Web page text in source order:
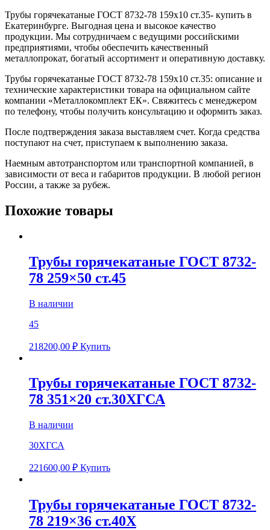
Трубы горячекатаные ГОСТ 8732-78 159x10 ст.35- купить в
Екатеринбурге. Выгодная цена и высокое качество
продукции. Мы сотрудничаем с ведущими российскими
предприятиями, чтобы обеспечить качественный
металлопрокат, богатый ассортимент и оперативную доставку.
Трубы горячекатаные ГОСТ 8732-78 159x10 ст.35: описание и
технические характеристики товара на официальном сайте
компании «Металлокомплект ЕК». Свяжитесь с менеджером
по телефону, чтобы получить консультацию и оформить заказ.
После подтверждения заказа выставляем счет. Когда средства
поступают на счет, приступаем к выполнению заказа.
Наемным автотранспортом или транспортной компанией, в
зависимости от веса и габаритов продукции. В любой регион
России, а также за рубеж.
Похожие товары
Трубы горячекатаные ГОСТ 8732-
78 259×50 ст.45
В наличии
45
218200,00 ₽ Купить
Трубы горячекатаные ГОСТ 8732-
78 351×20 ст.30ХГСА
В наличии
30ХГСА
221600,00 ₽ Купить
Трубы горячекатаные ГОСТ 8732-
78 219×36 ст.40Х